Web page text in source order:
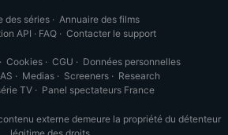
des séries· Annuaire des films
API · FAQ · Contacter le support
· Cookies · CGU · Données personnelles
· Medias· Screeners· Research
TV · Panel spectateurs France
externe demeure la propriété du détenteur